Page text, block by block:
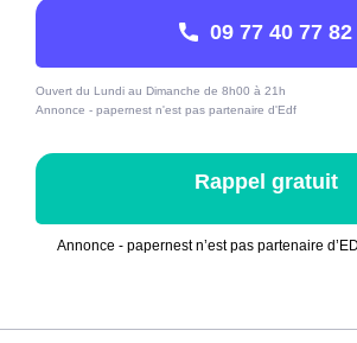
09 77 40 77 82
Ouvert du Lundi au Dimanche de 8h00 à 21h
Annonce - papernest n'est pas partenaire d'Edf
Rappel gratuit
Annonce - papernest n’est pas partenaire